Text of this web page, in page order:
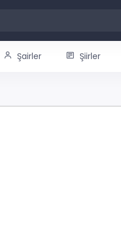
Şairler Şiirler